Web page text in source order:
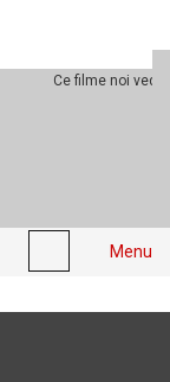
Ce filme noi vedem la
Menu